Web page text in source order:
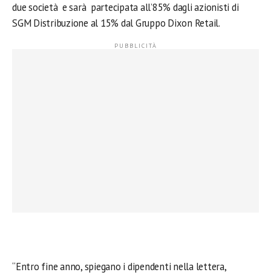
due società e sarà partecipata all’85% dagli azionisti di
SGM Distribuzione al 15% dal Gruppo Dixon Retail.
“Entro fine anno, spiegano i dipendenti nella lettera,